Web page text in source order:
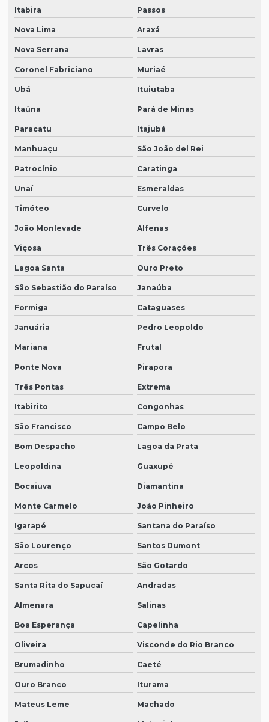
Itabira Passos
Nova Lima Araxá
Nova Serrana Lavras
Coronel Fabriciano Muriaé
Ubá Ituiutaba
Itaúna Pará de Minas
Paracatu Itajubá
Manhuaçu São João del Rei
Patrocínio Caratinga
Unaí Esmeraldas
Timóteo Curvelo
João Monlevade Alfenas
Viçosa Três Corações
Lagoa Santa Ouro Preto
São Sebastião do Paraíso Janaúba
Formiga Cataguases
Januária Pedro Leopoldo
Mariana Frutal
Ponte Nova Pirapora
Três Pontas Extrema
Itabirito Congonhas
São Francisco Campo Belo
Bom Despacho Lagoa da Prata
Leopoldina Guaxupé
Bocaiuva Diamantina
Monte Carmelo João Pinheiro
Igarapé Santana do Paraíso
São Lourenço Santos Dumont
Arcos São Gotardo
Santa Rita do Sapucaí Andradas
Almenara Salinas
Boa Esperança Capelinha
Oliveira Visconde do Rio Branco
Brumadinho Caeté
Ouro Branco Iturama
Mateus Leme Machado